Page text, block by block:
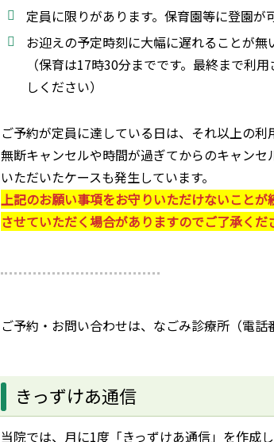
定員に限りがあります。保育園等に登園
お迎えの予定時刻に大幅に遅れることが無
（保育は17時30分までです。最終まで利
しください）
ご予約が定員に達している日は、それ以上の
無断キャンセルや時間が過ぎてからのキャン
いただいたケースも発生しています。
上記のお願い事項をお守りいただけないこと
させていただく場合がありますのでご了承くだ
ご予約・お問い合わせは、なごみ診療所（電
きっずけあ通信
当院では、月に1度「きっずけあ通信」を作